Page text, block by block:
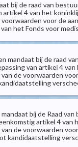
bij de raad van
4 van het
voor de
het Fonds voor
mandaat bij de raad
van artikel 4
de voorwaarden
bij de Raad van
artikel 4 van
de voorwaarden
kandidaatstelling